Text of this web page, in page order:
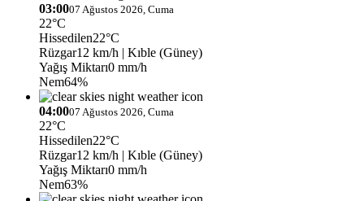
03:0007 Ağustos 2026, Cuma
22°C
Hissedilen22°C
Rüzgar12 km/h | Kıble (Güney)
Yağış Miktarı0 mm/h
Nem64%
04:0007 Ağustos 2026, Cuma
22°C
Hissedilen22°C
Rüzgar12 km/h | Kıble (Güney)
Yağış Miktarı0 mm/h
Nem63%